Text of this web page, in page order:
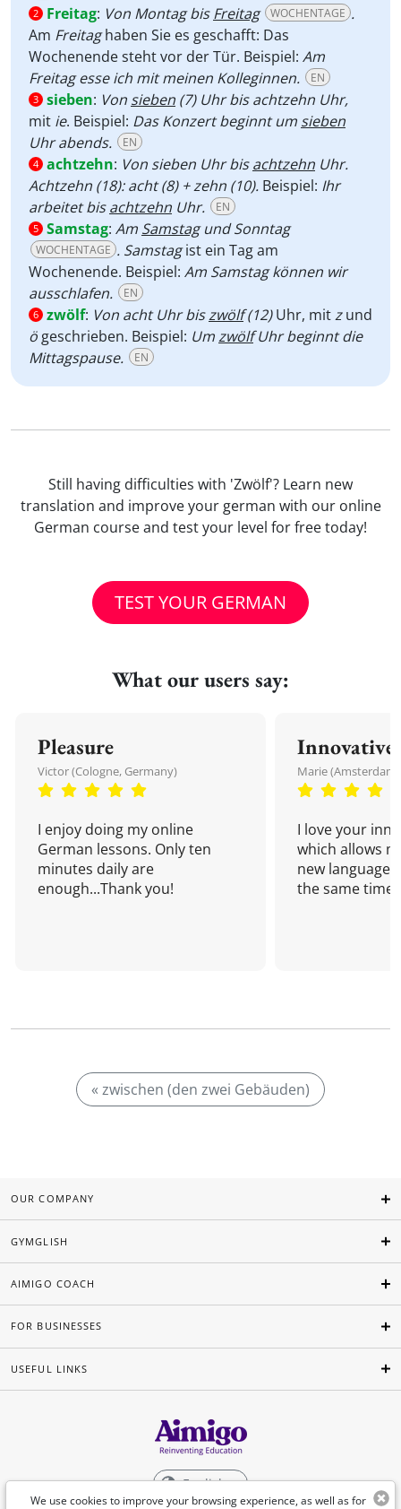
2 Freitag: Von Montag bisFreitag WOCHENTAGE .
Am Freitaghaben Sie es geschafft: Das
Wochenende steht vor der Tür. Beispiel: Am
Freitag esse ich mit meinen Kolleginnen.
EN
3 sieben: Von sieben (7) Uhr bis achtzehn Uhr,
mit ie. Beispiel: Das Konzert beginnt um sieben
Uhr abends.
EN
4 achtzehn: Von sieben Uhr bisachtzehn Uhr.
Achtzehn (18): acht (8) + zehn (10). Beispiel: Ihr
arbeitet bisachtzehn Uhr. EN
5 Samstag: Am Samstagund Sonntag
WOCHENTAGE . Samstagist ein Tag am
Wochenende. Beispiel: Am Samstag können wir
ausschlafen.
EN
6 zwölf: Von acht Uhr biszwölf(12)Uhr, mitzund
ö geschrieben. Beispiel: UmzwölfUhr beginnt die
Mittagspause.
EN
Still having difficulties with 'Zwölf'? Learn new
translation and improve your german with our online
German course and test your level for free today!
TEST YOUR GERMAN
What our users say:
Pleasure
Victor (Cologne, Germany)
I enjoy doing my online
German lessons. Only ten
minutes daily are
enough...Thank you!
Innovative
Marie
I love your
which allows
new language
the same time!
« zwischen (den zwei Gebäuden)
We use cookies to improve your browsing experience, as well as for
OUR COMPANY
GYMGLISH
AIMIGO COACH
FOR BUSINESSES
USEFUL LINKS
English